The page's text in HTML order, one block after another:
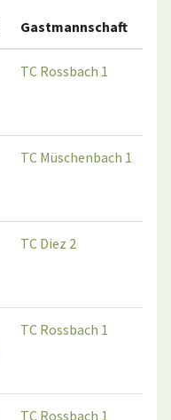
Gastmannschaft
TC Rossbach 1
TC Müschenbach 1
TC Diez 2
TC Rossbach 1
TC Rossbach 1